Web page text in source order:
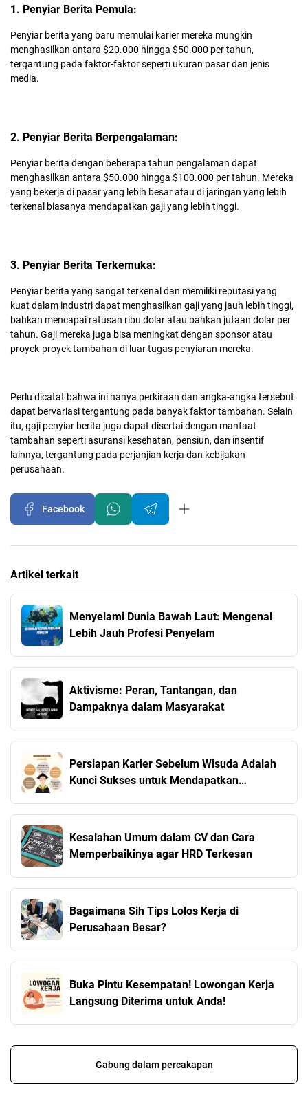
1. Penyiar Berita Pemula:
Penyiar berita yang baru memulai karier mereka mungkin
menghasilkan antara $20.000 hingga $50.000 per tahun,
tergantung pada faktor-faktor seperti ukuran pasar dan jenis
media.
2. Penyiar Berita Berpengalaman:
Penyiar berita dengan beberapa tahun pengalaman dapat
menghasilkan antara $50.000 hingga $100.000 per tahun. Mereka
yang bekerja di pasar yang lebih besar atau di jaringan yang lebih
terkenal biasanya mendapatkan gaji yang lebih tinggi.
3. Penyiar Berita Terkemuka:
Penyiar berita yang sangat terkenal dan memiliki reputasi yang
kuat dalam industri dapat menghasilkan gaji yang jauh lebih tinggi,
bahkan mencapai ratusan ribu dolar atau bahkan jutaan dolar per
tahun. Gaji mereka juga bisa meningkat dengan sponsor atau
proyek-proyek tambahan di luar tugas penyiaran mereka.
Perlu dicatat bahwa ini hanya perkiraan dan angka-angka tersebut
dapat bervariasi tergantung pada banyak faktor tambahan. Selain
itu, gaji penyiar berita juga dapat disertai dengan manfaat
tambahan seperti asuransi kesehatan, pensiun, dan insentif
lainnya, tergantung pada perjanjian kerja dan kebijakan
perusahaan.
Facebook
Artikel terkait
Menyelami Dunia Bawah Laut: Mengenal
Lebih Jauh Profesi Penyelam
Aktivisme: Peran, Tantangan, dan
Dampaknya dalam Masyarakat
Persiapan Karier Sebelum Wisuda Adalah
Kunci Sukses untuk Mendapatkan
Kesalahan Umum dalam CV dan Cara
Memperbaikinya agar HRD Terkesan
Bagaimana Sih Tips Lolos Kerja di
Perusahaan Besar?
Buka Pintu Kesempatan! Lowongan Kerja
Langsung Diterima untuk Anda!
Gabung dalam percakapan